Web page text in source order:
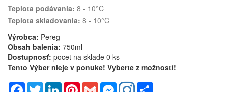
Teplota podávania: 8 - 10°C
Teplota skladovania: 8 - 10°C
Výrobca: Pereg
Obsah balenia: 750ml
Dostupnosť: pocet na sklade 0 ks
Tento Výber nieje v ponuke! Vyberte z možností!
Facebook
TwitterLinkedInPinterestGmail Messenger